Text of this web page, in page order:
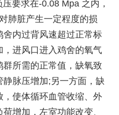
要求在-0.08 Mpa 之内，
肺脏产生一定程度的损
内过背风速超过正常标
进风口进入鸡舍的氧气
所需的正常值，缺氧致
脉压增加;另一方面，缺
使体循环血管收缩、外
增加，左室功能改变、